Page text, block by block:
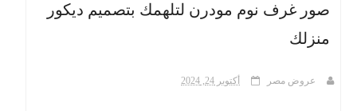
صور غرف نوم مودرن لتلهمك بتصميم ديكور
منزلك
عروض مصر أكتوبر 24, 2024